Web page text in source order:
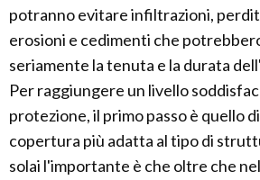
potranno evitare infiltrazioni,
erosioni e cedimenti che
seriamente la tenuta e la durata
Per raggiungere un livello
protezione, il primo passo è quello
copertura più adatta al tipo di
solai l'importante è che oltre che